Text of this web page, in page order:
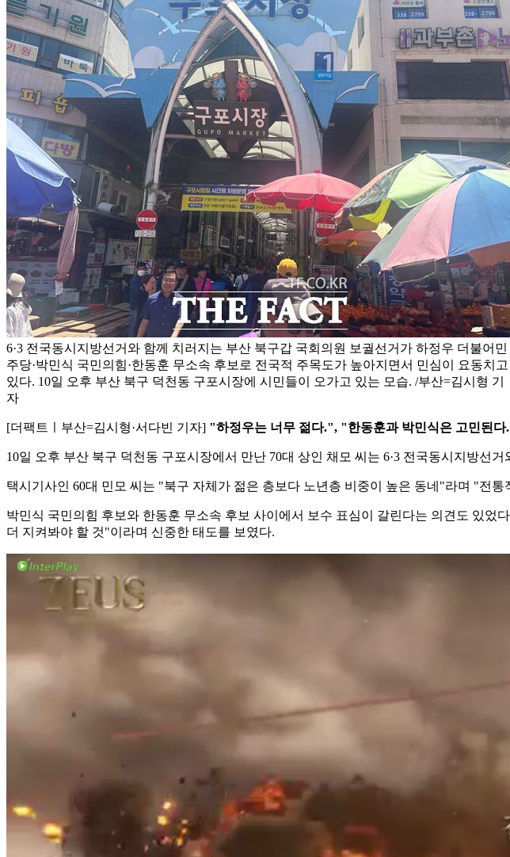
6·3 전국동시지방선거와 함께 치러지는 부산 북구갑 국회의원 보궐선거가 하정우 더불어민
주당·박민식 국민의힘·한동훈 무소속 후보로 전국적 주목도가 높아지면서 민심이 요동치고
있다. 10일 오후 부산 북구 덕천동 구포시장에 시민들이 오가고 있는 모습. /부산=김시형 기
자
[더팩트ㅣ부산=김시형·서다빈 기자] "하정우는 너무 젊다.", "한동훈과 박민식은 고민된다
10일 오후 부산 북구 덕천동 구포시장에서 만난 70대 상인 채모 씨는 6·3 전국동시지방선
택시기사인 60대 민모 씨는 "북구 자체가 젊은 층보다 노년층 비중이 높은 동네"라며 "전
박민식 국민의힘 후보와 한동훈 무소속 후보 사이에서 보수 표심이 갈린다는 의견도 있
더 지켜봐야 할 것"이라며 신중한 태도를 보였다.